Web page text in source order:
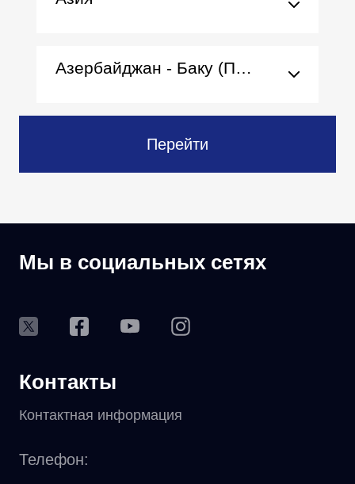
Азербайджан - Баку (Посольство)
Перейти
Мы в социальных сетях
Контакты
Контактная информация
Телефон: